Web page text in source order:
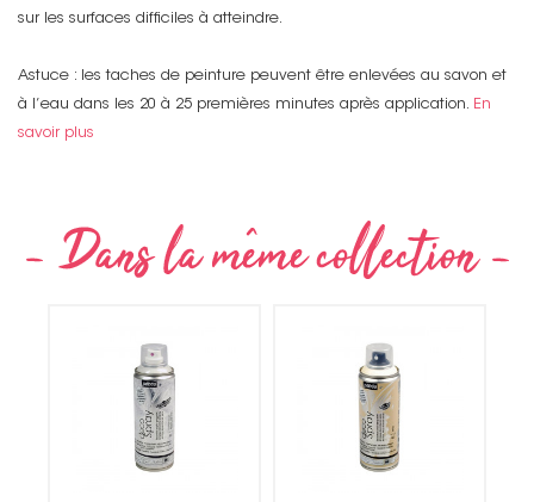
sur les surfaces difficiles à atteindre.
Astuce : les taches de peinture peuvent être enlevées au savon et
à l’eau dans les 20 à 25 premières minutes après application. En
savoir plus